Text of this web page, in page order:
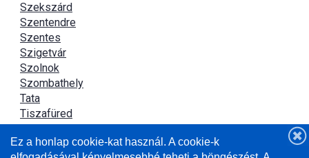
Szekszárd
Szentendre
Szentes
Szigetvár
Szolnok
Szombathely
Tata
Tiszafüred
Újszász
Ez a honlap cookie-kat használ. A cookie-k